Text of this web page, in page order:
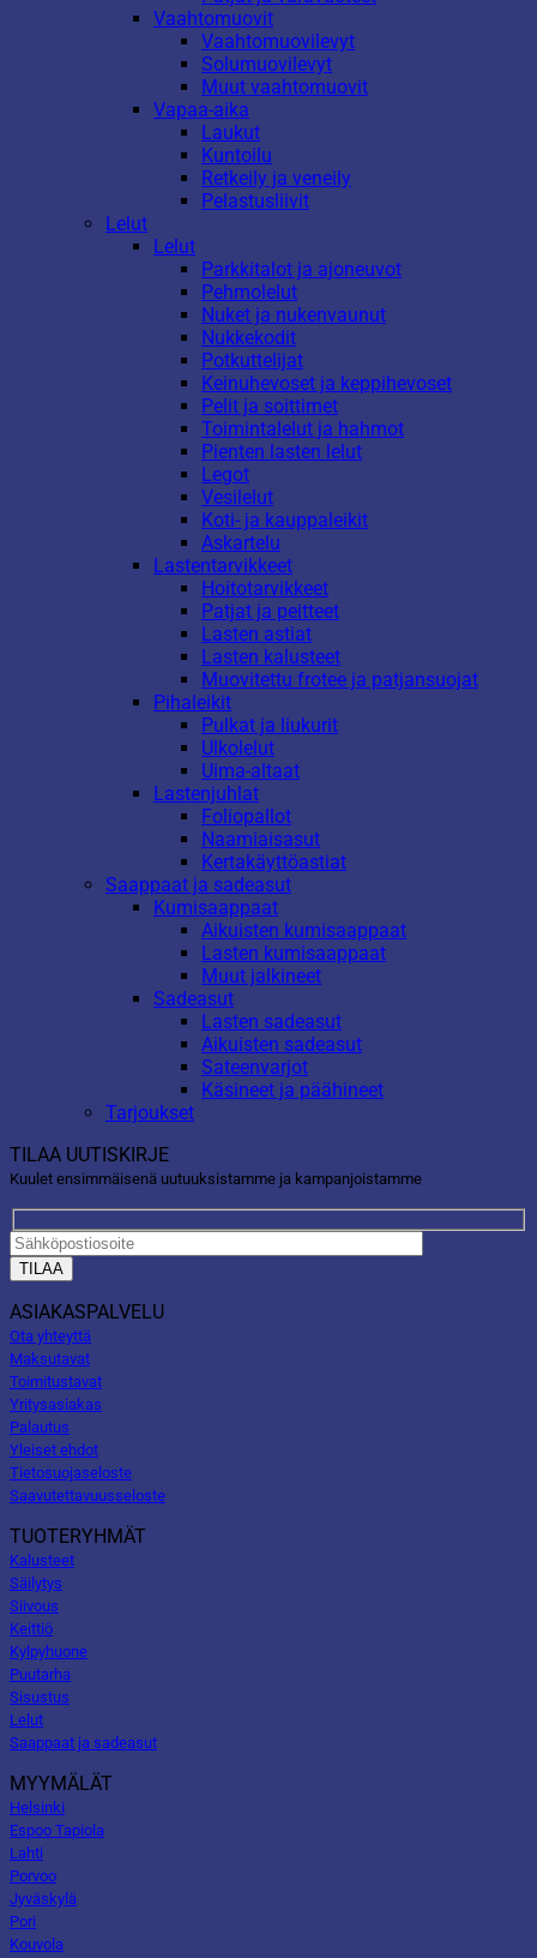
Vaahtomuovit
Vaahtomuovilevyt
Solumuovilevyt
Muut vaahtomuovit
Vapaa-aika
Laukut
Kuntoilu
Retkeily ja veneily
Pelastusliivit
Lelut
Lelut
Parkkitalot ja ajoneuvot
Pehmolelut
Nuket ja nukenvaunut
Nukkekodit
Potkuttelijat
Keinuhevoset ja keppihevoset
Pelit ja soittimet
Toimintalelut ja hahmot
Pienten lasten lelut
Legot
Vesilelut
Koti- ja kauppaleikit
Askartelu
Lastentarvikkeet
Hoitotarvikkeet
Patjat ja peitteet
Lasten astiat
Lasten kalusteet
Muovitettu frotee ja patjansuojat
Pihaleikit
Pulkat ja liukurit
Ulkolelut
Uima-altaat
Lastenjuhlat
Foliopallot
Naamiaisasut
Kertakäyttöastiat
Saappaat ja sadeasut
Kumisaappaat
Aikuisten kumisaappaat
Lasten kumisaappaat
Muut jalkineet
Sadeasut
Lasten sadeasut
Aikuisten sadeasut
Sateenvarjot
Käsineet ja päähineet
Tarjoukset
TILAA UUTISKIRJE
Kuulet ensimmäisenä uutuuksistamme ja kampanjoistamme
ASIAKASPALVELU
Ota yhteyttä
Maksutavat
Toimitustavat
Yritysasiakas
Palautus
Yleiset ehdot
Tietosuojaseloste
Saavutettavuusseloste
TUOTERYHMÄT
Kalusteet
Säilytys
Siivous
Keittiö
Kylpyhuone
Puutarha
Sisustus
Lelut
Saappaat ja sadeasut
MYYMÄLÄT
Helsinki
Espoo Tapiola
Lahti
Porvoo
Jyväskylä
Pori
Kouvola